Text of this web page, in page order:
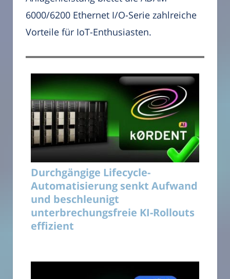
6000/6200 Ethernet I/O-Serie zahlreiche
Vorteile für IoT-Enthusiasten.
Durchgängige Lifecycle-
Automatisierung senkt Aufwand
und beschleunigt
unterbrechungsfreie KI-Rollouts
effizient